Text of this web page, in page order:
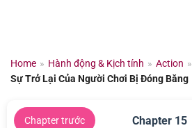
dungHome » Hành động & Kịch tính » Action »
Sự Trở Lại Của Người Chơi Bị Đóng Băng
Chapter trước Chapter 15